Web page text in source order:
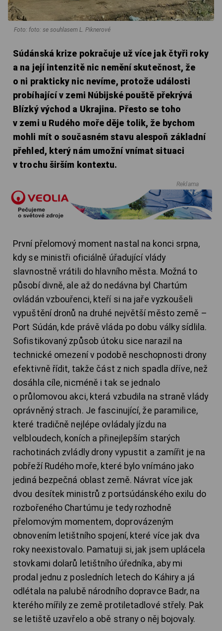
Foto: foto: se souhlasem L. Piknerové
Súdánská krize pokračuje už více jak čtyři roky
a na její intenzitě nic nemění skutečnost, že
o ni prakticky nic nevíme, protože události
probíhající v zemi Núbijské pouště překrývá
Blízký východ a Ukrajina. Přesto se toho
v zemi u Rudého moře děje tolik, že bychom
mohli mít o současném stavu alespoň základní
přehled, který nám umožní vnímat situaci
v trochu širším kontextu.
Reklama
První přelomový moment nastal na konci srpna,
kdy se ministři oficiálně úřadující vlády
slavnostně vrátili do hlavního města. Možná to
působí divně, ale až do nedávna byl Chartúm
ovládán vzbouřenci, kteří si na jaře vyzkoušeli
vypuštění dronů na druhé největší město země –
Port Súdán, kde právě vláda po dobu války sídlila.
Sofistikovaný způsob útoku sice narazil na
technické omezení v podobě neschopnosti drony
efektivně řídit, takže část z nich spadla dříve, než
dosáhla cíle, nicméně i tak se jednalo
o průlomovou akci, která vzbudila na straně vlády
oprávněný strach. Je fascinující, že paramilice,
které tradičně nejlépe ovládaly jízdu na
velbloudech, koních a přinejlepším starých
rachotinách zvládly drony vypustit a zamířit je na
pobřeží Rudého moře, které bylo vnímáno jako
jediná bezpečná oblast země. Návrat více jak
dvou desítek ministrů z portsúdánského exilu do
rozbořeného Chartúmu je tedy rozhodně
přelomovým momentem, doprovázeným
obnovením letištního spojení, které více jak dva
roky neexistovalo. Pamatuji si, jak jsem uplácela
stovkami dolarů letištního úředníka, aby mi
prodal jednu z posledních letech do Káhiry a já
odlétala na palubě národního dopravce Badr, na
kterého mířily ze země protiletadlové střely. Pak
se letiště uzavřelo a obě strany o něj bojovaly.